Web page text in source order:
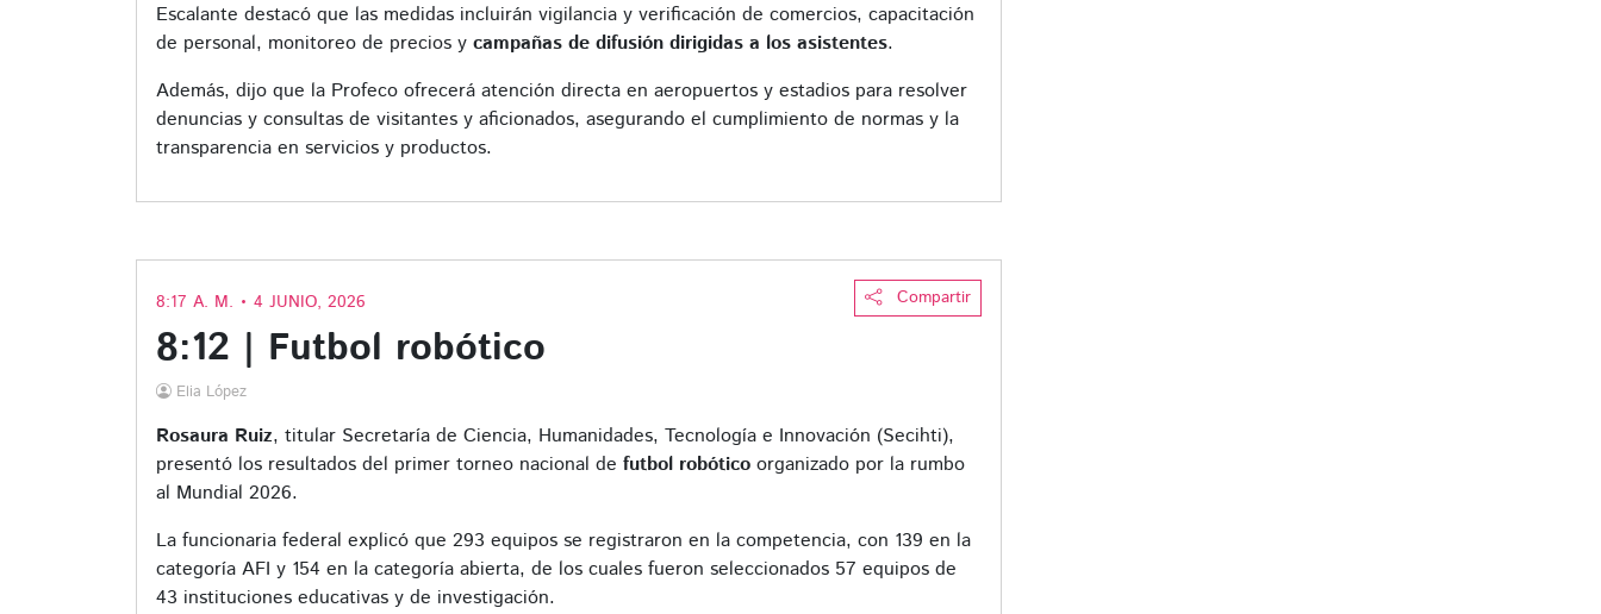
Escalante destacó que las medidas incluirán vigilancia y verificación de comercios, capacitación
de personal, monitoreo de precios y campañas de difusión dirigidas a los asistentes.
Además, dijo que la Profeco ofrecerá atención directa en aeropuertos y estadios para resolver
denuncias y consultas de visitantes y aficionados, asegurando el cumplimiento de normas y la
transparencia en servicios y productos.
Compartir
8:17 A. M. • 4 JUNIO, 2026
8:12 | Futbol robótico
Elia López
Rosaura Ruiz, titular Secretaría de Ciencia, Humanidades, Tecnología e Innovación (Secihti),
presentó los resultados del primer torneo nacional de futbol robótico organizado por la rumbo
al Mundial 2026.
La funcionaria federal explicó que 293 equipos se registraron en la competencia, con 139 en la
categoría AFI y 154 en la categoría abierta, de los cuales fueron seleccionados 57 equipos de
43 instituciones educativas y de investigación.